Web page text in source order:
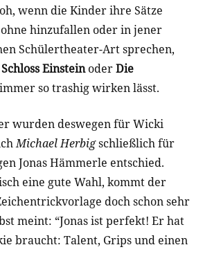
wenn die Kinder ihre Sätze
ohne hinzufallen oder in jener
Schülertheater-Art sprechen,
Schloss EinsteinoderDie
immer so trashig wirken lässt.
wurden deswegen für Wicki
Michael Herbigschließlich für
Jonas Hämmerle entschied.
eine gute Wahl, kommt der
doch schon sehr
meint: “Jonas ist perfekt! Er hat
braucht: Talent, Grips und einen